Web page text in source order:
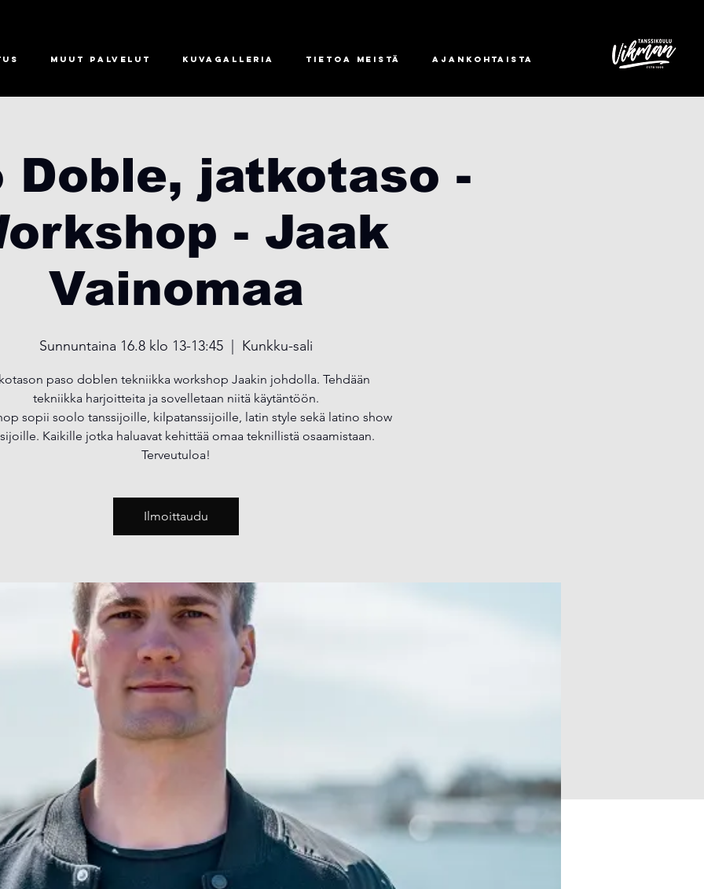
Muut palvelut Kuvagalleria Tietoa meistä Ajankohtaista
Doble, jatkotaso -
- Jaak
Vainomaa
Sunnuntaina 16.8 klo 13-13:45 Kunkku-sali
paso doblen tekniikka workshop Jaakin johdolla. Tehdään
tekniikka harjoitteita ja sovelletaan niitä käytäntöön.
sopii soolo tanssijoille, kilpatanssijoille, latin style sekä latino show
Kaikille jotka haluavat kehittää omaa teknillistä osaamistaan.
Terveutuloa!
Ilmoittaudu